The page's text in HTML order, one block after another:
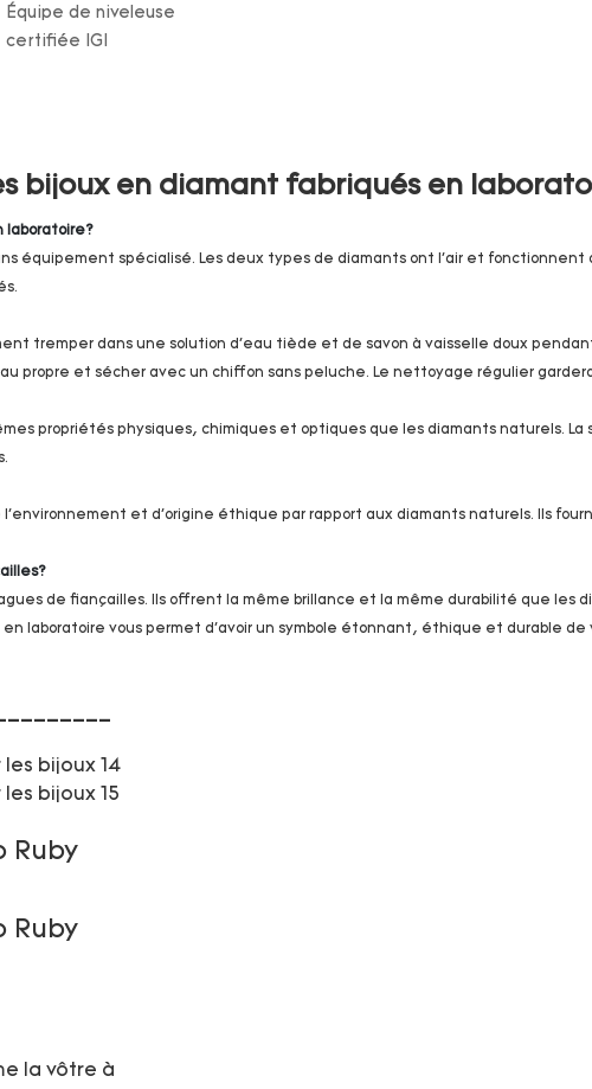
Équipe de niveleuse
certifiée IGI
bijoux en diamant fabriqués en
laboratoire?
équipement spécialisé. Les deux types de diamants ont l'air et fonctionnent
tremper dans une solution d'eau tiède et de savon à vaisselle doux
propre et sécher avec un chiffon sans peluche. Le nettoyage régulier
propriétés physiques, chimiques et optiques que les diamants naturels.
et d'origine éthique par rapport aux diamants naturels. Ils
de fiançailles. Ils offrent la même brillance et la même durabilité que les
laboratoire vous permet d'avoir un symbole étonnant, éthique et durable de
la vôtre à